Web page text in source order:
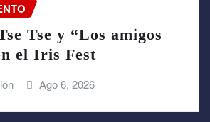
Tse y “Los amigos
el Iris Fest
Ago 6, 2026